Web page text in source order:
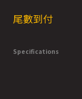
尾數到付
Specifications